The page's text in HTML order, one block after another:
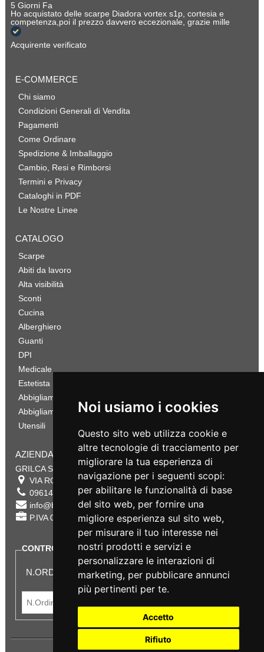
Noi usiamo i cookies
Questo sito web utilizza cookie e
altre tecnologie di tracciamento per
migliorare la tua esperienza di
navigazione per i seguenti scopi:
per abilitare le funzionalità di base
del sito web, per fornire una
migliore esperienza sul sito web,
per misurare il tuo interesse nei
nostri prodotti e servizi e
personalizzare le interazioni di
marketing, per pubblicare annunci
più pertinenti per te.
Accetto
Rifiuto
5 Giorni Fa
Ho acquistato delle scarpe Diadora vortex s1p, cortesia e
competenza,poi il prezzo davvero eccezionale, grazie mille
Acquirente verificato
E-COMMERCE
Chi siamo
Condizioni Generali di Vendita
Pagamenti
Come Ordinare
Spedizione & Imballaggio
Cambio, Resi e Rimborsi
Termini e Privacy
Cataloghi in PDF
Le Nostre Linee
CATALOGO
Scarpe
Abiti da lavoro
Alta visibilità
Sconti
Cucina
Alberghiero
Guanti
DPI
Medicale
Estetista
Abbigliamento Sportivo
Abbigliamento Bambino
Utensili
AZIENDA
GRILCA SRL
VIA ROMA 180 88054 SERSALE , CZ
0961432177
info@bestsafety.it
P.IVA 02342180797
CONTROLLA LO STATO DEL TUO ORDINE
N.ORDINE: